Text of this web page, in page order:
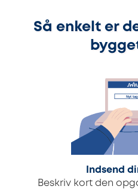
Så enkelt er
Indsend
Beskriv kort den